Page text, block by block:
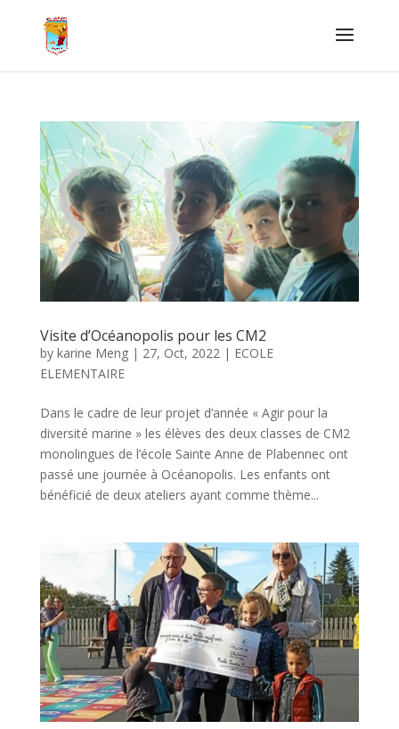
Visite d’Océanopolis pour les CM2
by karine Meng| 27, Oct, 2022 | ECOLE
ELEMENTAIRE
Dans le cadre de leur projet d’année « Agir pour la
diversité marine » les élèves des deux classes de CM2
monolingues de l’école Sainte Anne de Plabennec ont
passé une journée à Océanopolis. Les enfants ont
bénéficié de deux ateliers ayant comme thème...